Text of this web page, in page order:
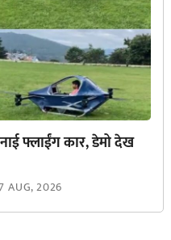
फ्लाईंग कार, डेमो देख
AUG, 2026